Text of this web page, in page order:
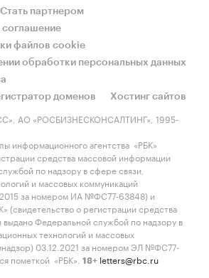
Стать партнером
соглашение
файлов cookie
обработки персональных данных
доменов
Хостинг сайтов
АО «РОСБИЗНЕСКОНСАЛТИНГ», 1995-
информационного агентства «РБК»
средства массовой информации
по надзору в сфере связи,
и массовых коммуникаций
за номером ИА №ФС77-63848) и
(свидетельство о регистрации средства
Федеральной службой по надзору в
технологий и массовых
03.12.2021 за номером ЭЛ №ФС77-
пометкой «РБК».
18+ letters@rbc.ru